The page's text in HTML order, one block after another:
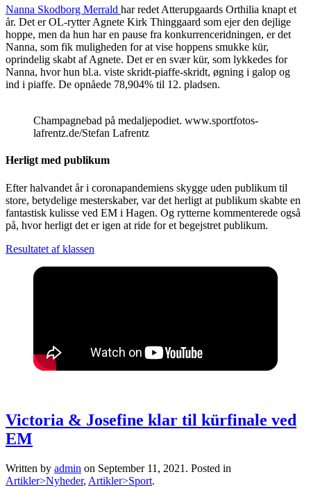
Nanna Skodborg Merrald har redet Atterupgaards Orthilia knapt et
år. Det er OL-rytter Agnete Kirk Thinggaard som ejer den dejlige
hoppe, men da hun har en pause fra konkurrenceridningen, er det
Nanna, som fik muligheden for at vise hoppens smukke kür,
oprindelig skabt af Agnete. Det er en svær kür, som lykkedes for
Nanna, hvor hun bl.a. viste skridt-piaffe-skridt, øgning i galop og
ind i piaffe. De opnåede 78,904% til 12. pladsen.
Champagnebad på medaljepodiet. www.sportfotos-
lafrentz.de/Stefan Lafrentz
Herligt med publikum
Efter halvandet år i coronapandemiens skygge uden publikum til
store, betydelige mesterskaber, var det herligt at publikum skabte en
fantastisk kulisse ved EM i Hagen. Og rytterne kommenterede også
på, hvor herligt det er igen at ride for et begejstret publikum.
Resultatet af klassen
Victoria & Josefine klar til kürfinale ved
EM
Written by admin on September 11, 2021 . Posted in
Artikler>Nyheder, Artikler>Sport.